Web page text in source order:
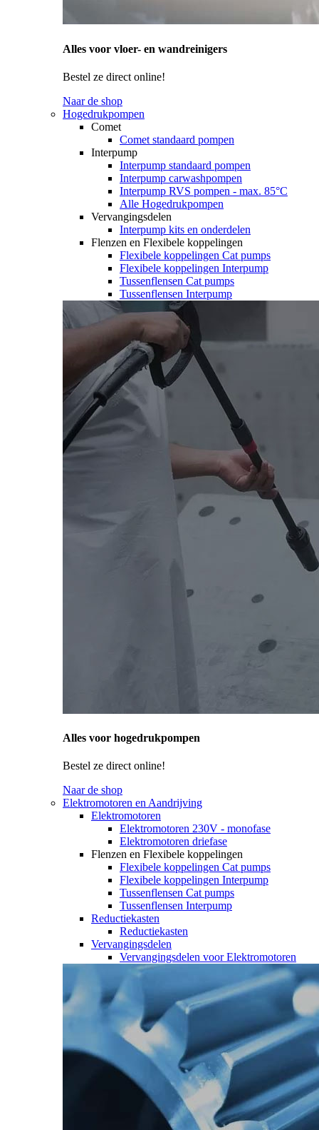
Alles voor vloer- en wandreinigers
Bestel ze direct online!
Naar de shop
Hogedrukpompen
Comet
Comet standaard pompen
Interpump
Interpump standaard pompen
Interpump carwashpompen
Interpump RVS pompen - max. 85°C
Alle Hogedrukpompen
Vervangingsdelen
Interpump kits en onderdelen
Flenzen en Flexibele koppelingen
Flexibele koppelingen Cat pumps
Flexibele koppelingen Interpump
Tussenflensen Cat pumps
Tussenflensen Interpump
Alles voor hogedrukpompen
Bestel ze direct online!
Naar de shop
Elektromotoren en Aandrijving
Elektromotoren
Elektromotoren 230V - monofase
Elektromotoren driefase
Flenzen en Flexibele koppelingen
Flexibele koppelingen Cat pumps
Flexibele koppelingen Interpump
Tussenflensen Cat pumps
Tussenflensen Interpump
Reductiekasten
Reductiekasten
Vervangingsdelen
Vervangingsdelen voor Elektromotoren